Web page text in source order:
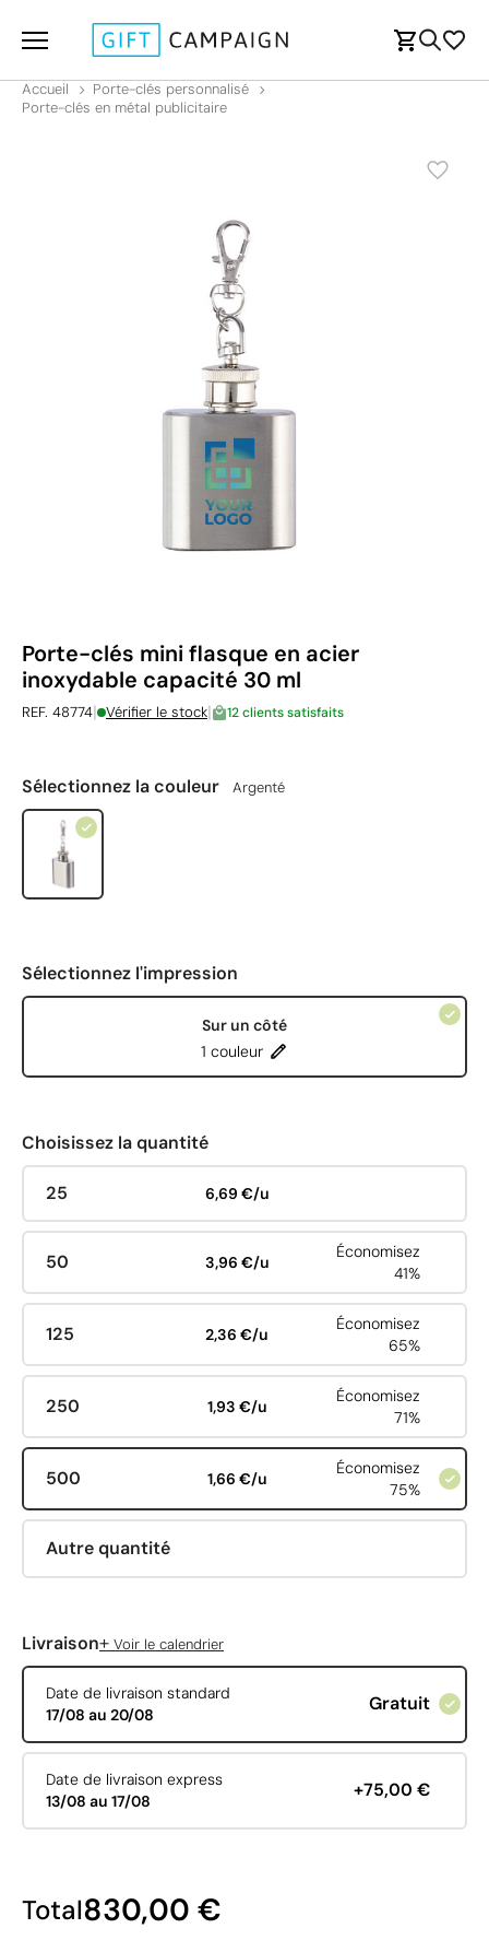
Accueil
Porte-clés personnalisé
Porte-clés en métal publicitaire
Porte-clés mini flasque en acier
inoxydable capacité 30 ml
REF. 48774| Vérifier le stock| 12 clients satisfaits
Sélectionnez la couleur Argenté
Sélectionnez l'impression
Sur un côté
1 couleur
Choisissez la quantité
25 6,69 €/u
50 3,96 €/u
Économisez
41%
125 2,36 €/u
Économisez
65%
250 1,93 €/u
Économisez
71%
500 1,66 €/u
Économisez
75%
Autre quantité
Livraison+ Voir le calendrier
Date de livraison standard
17/08 au 20/08
Gratuit
Date de livraison express
13/08 au 17/08
+75,00 €
Total830,00 €